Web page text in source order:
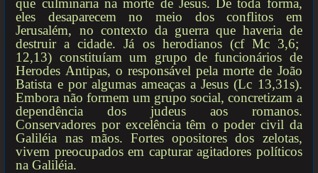
que culminaria na morte de Jesus. De toda forma,
eles desaparecem no meio dos conflitos em
Jerusalém, no contexto da guerra que haveria de
destruir a cidade. Já os herodianos (cf Mc 3,6;
12,13) constituíam um grupo de funcionários de
Herodes Antipas, o responsável pela morte de João
Batista e por algumas ameaças a Jesus (Lc 13,31s).
Embora não formem um grupo social, concretizam a
dependência dos judeus aos romanos.
Conservadores por excelência têm o poder civil da
Galiléia nas mãos. Fortes opositores dos zelotas,
vivem preocupados em capturar agitadores políticos
na Galiléia.